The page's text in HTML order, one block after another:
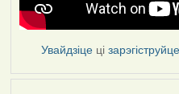
Увайдзіце ці